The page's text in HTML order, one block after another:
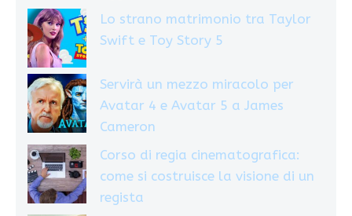
Lo strano matrimonio tra Taylor
Swift e Toy Story 5
Servirà un mezzo miracolo per
Avatar 4 e Avatar 5 a James
Cameron
Corso di regia cinematografica:
come si costruisce la visione di un
regista